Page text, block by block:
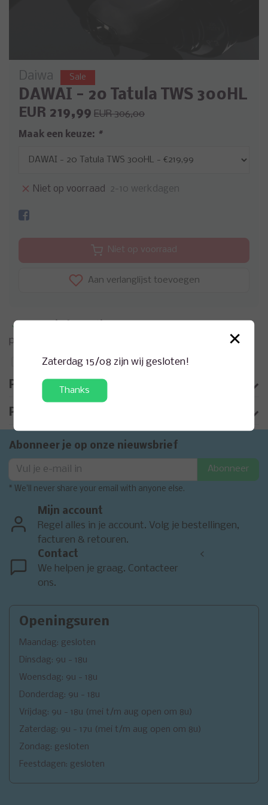
Daiwa Sale
DAWAI - 20 Tatula TWS 300HL
EUR 219,99 EUR 306,00
Maak een keuze: *
Niet op voorraad 2-10 werkdagen
Niet op voorraad
Aan verlanglijst toevoegen
product
Toevoegen aan vergelijking
Productomschrijving
Product informatie
Abonneer je op onze nieuwsbrief
Abonneer
* We'll never share your email with anyone else.
Mijn account
Regel alles in je account. Volg je bestellingen,
facturen & retouren.
Contact
We helpen je graag. Contacteer
ons.
<
Openingsuren
Maandag: gesloten
Dinsdag: 9u - 18u
Woensdag: 9u - 18u
Donderdag: 9u - 18u
Vrijdag: 9u - 18u (mei t/m aug open om 8u)
Zaterdag: 9u - 17u (mei t/m aug open om 8u)
Zondag: gesloten
Feestdagen: gesloten
×
Zaterdag 15/08 zijn wij gesloten!
Thanks